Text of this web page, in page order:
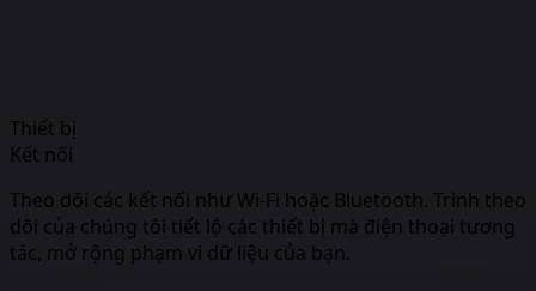
Thiết bị
Kết nối
Theo dõi các kết nối như Wi-Fi hoặc Bluetooth. Trình theo
dõi của chúng tôi tiết lộ các thiết bị mà điện thoại tương
tác, mở rộng phạm vi dữ liệu của bạn.